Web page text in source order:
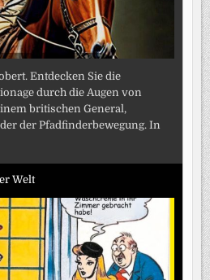
Entdecken Sie die
durch die Augen von
britischen General,
der Pfadfinderbewegung. In
Welt